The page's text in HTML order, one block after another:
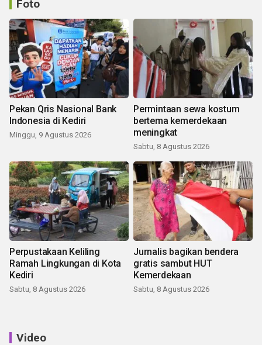
Foto
Pekan Qris Nasional Bank
Indonesia di Kediri
Minggu, 9 Agustus 2026
Permintaan sewa kostum
bertema kemerdekaan
meningkat
Sabtu, 8 Agustus 2026
Perpustakaan Keliling
Ramah Lingkungan di Kota
Kediri
Sabtu, 8 Agustus 2026
Jurnalis bagikan bendera
gratis sambut HUT
Kemerdekaan
Sabtu, 8 Agustus 2026
Video